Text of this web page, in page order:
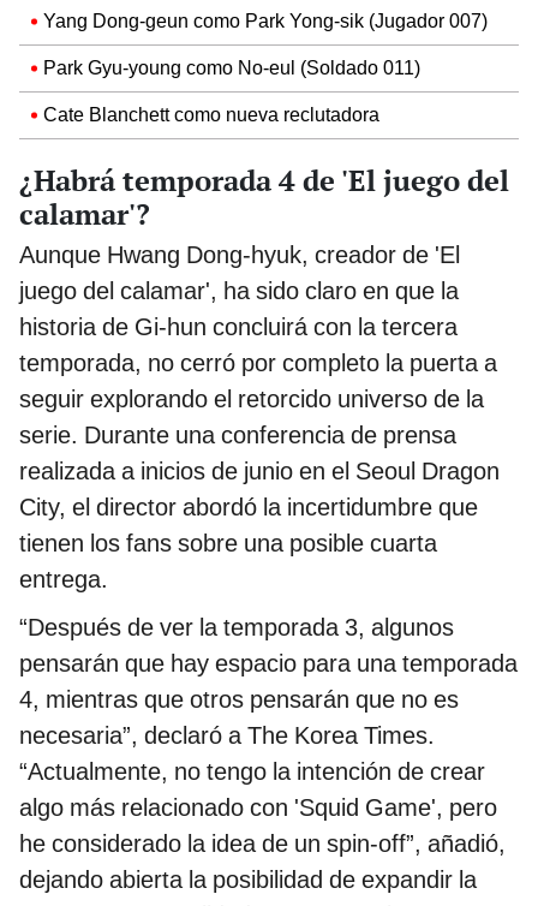
Yang Dong-geun como Park Yong-sik (Jugador 007)
Park Gyu-young como No-eul (Soldado 011)
Cate Blanchett como nueva reclutadora
¿Habrá temporada 4 de 'El juego del
calamar'?
Aunque Hwang Dong-hyuk, creador de 'El
juego del calamar', ha sido claro en que la
historia de Gi-hun concluirá con la tercera
temporada, no cerró por completo la puerta a
seguir explorando el retorcido universo de la
serie. Durante una conferencia de prensa
realizada a inicios de junio en el Seoul Dragon
City, el director abordó la incertidumbre que
tienen los fans sobre una posible cuarta
entrega.
“Después de ver la temporada 3, algunos
pensarán que hay espacio para una temporada
4, mientras que otros pensarán que no es
necesaria”, declaró a The Korea Times.
“Actualmente, no tengo la intención de crear
algo más relacionado con 'Squid Game', pero
he considerado la idea de un spin-off”, añadió,
dejando abierta la posibilidad de expandir la